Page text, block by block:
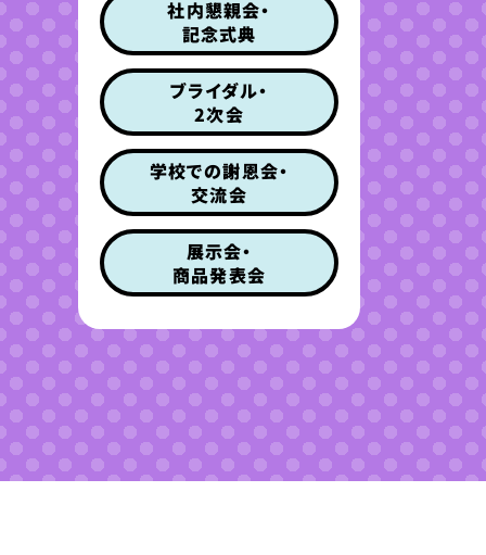
社内懇親会・
記念式典
ブライダル・
2次会
学校での謝恩会・
交流会
展示会・
商品発表会